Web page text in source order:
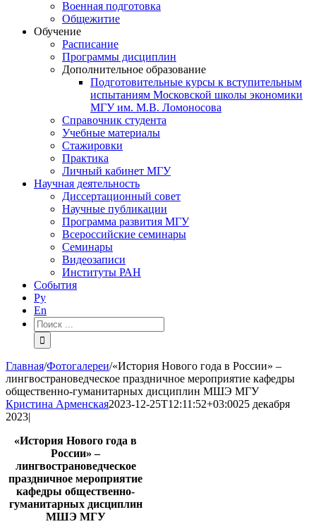
Военная подготовка
Общежитие
Обучение
Расписание
Программы дисциплин
Дополнительное образование
Подготовительные курсы к вступительным
испытаниям Московской школы экономики
МГУ им. М.В. Ломоносова
Справочник студента
Учебные материалы
Стажировки
Практика
Личный кабинет МГУ
Научная деятельность
Диссертационный совет
Научные публикации
Программа развития МГУ
Всероссийские семинары
Семинары
Видеозаписи
Институты РАН
События
Ру
En
Результат
поиска:
Главная/Фотогалереи/«История Нового года в России» –
лингвострановедческое праздничное мероприятие кафедры
общественно-гуманитарных дисциплин МШЭ МГУ
Кристина Арменская2023-12-25T12:11:52+03:0025 декабря
2023|
«История Нового года в
России» –
лингвострановедческое
праздничное мероприятие
кафедры общественно-
гуманитарных дисциплин
МШЭ МГУ